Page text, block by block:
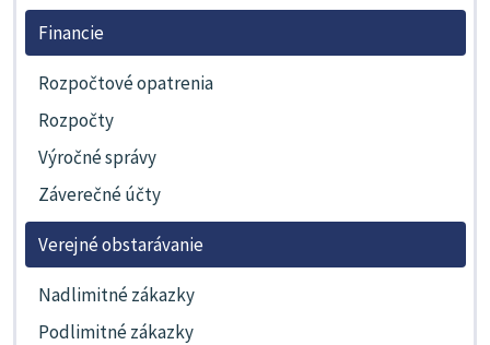
Financie
Rozpočtové opatrenia
Rozpočty
Výročné správy
Záverečné účty
Verejné obstarávanie
Nadlimitné zákazky
Podlimitné zákazky